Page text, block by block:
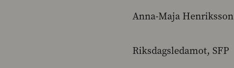
Anna-Maja Henriksson
Riksdagsledamot, SFP